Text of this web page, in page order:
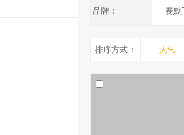
品牌： 赛默
排序方式： 人气